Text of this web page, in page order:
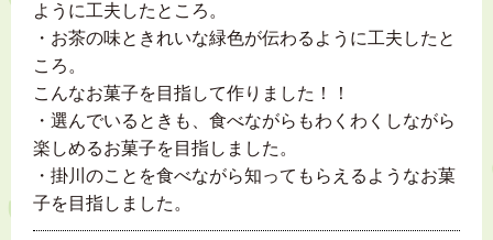
ように工夫したところ。
・お茶の味ときれいな緑色が伝わるように工夫したと
ころ。
こんなお菓子を目指して作りました！！
・選んでいるときも、食べながらもわくわくしながら
楽しめるお菓子を目指しました。
・掛川のことを食べながら知ってもらえるようなお菓
子を目指しました。